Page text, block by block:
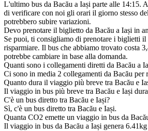
L'ultimo bus da Bacău a Iași parte alle 14:15.
di verificare con noi gli orari il giorno stesso
potrebbero subire variazioni.
Devo prenotare il biglietto da Bacău a Iași in
Se puoi, ti consigliamo di prenotare i biglietti il
risparmiare. Il bus che abbiamo trovato costa
potrebbe cambiare in base alla domanda.
Quanti sono i collegamenti diretti da Bacău a
Ci sono in media 2 collegamenti da Bacău per
Quanto dura il viaggio più breve tra Bacău e
Il viaggio in bus più breve tra Bacău e Iași
C'è un bus diretto tra Bacău e Iași?
Sì, c'è un bus diretto tra Bacău e Iași.
Quanta CO2 emette un viaggio in bus da
Il viaggio in bus da Bacău a Iași genera